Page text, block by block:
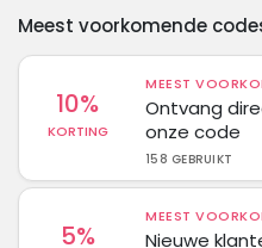
Meest voorkomende
10%
KORTING
MEEST
Ontvang
onze code
158 GEBRUIKT
5%
MEEST
Nieuwe